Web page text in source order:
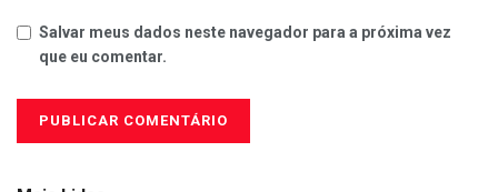
Salvar meus dados neste navegador para a próxima vez
que eu comentar.